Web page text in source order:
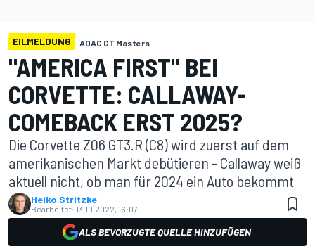
EILMELDUNG ADAC GT Masters
"AMERICA FIRST" BEI
CORVETTE: CALLAWAY-
COMEBACK ERST 2025?
Die Corvette Z06 GT3.R (C8) wird zuerst auf dem
amerikanischen Markt debütieren - Callaway weiß
aktuell nicht, ob man für 2024 ein Auto bekommt
Heiko Stritzke
Bearbeitet: 13.10.2022, 16:07
ALS BEVORZUGTE QUELLE HINZUFÜGEN